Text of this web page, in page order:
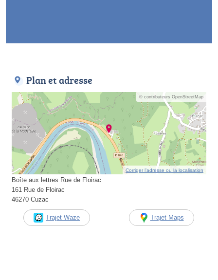
Plan et adresse
© contributeurs OpenStreetMap
Corriger l’adresse ou la localisation
Boîte aux lettres Rue de Floirac
161 Rue de Floirac
46270 Cuzac
Trajet Waze Trajet Maps